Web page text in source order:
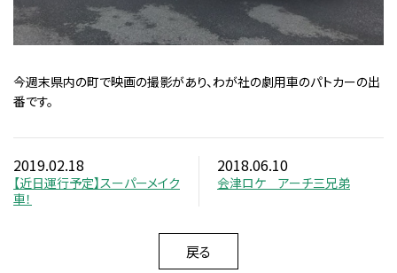
今週末県内の町で映画の撮影があり、わが社の劇用車のパトカーの出
番です。
2019.02.18
【近日運行予定】スーパーメイク
車！
2018.06.10
会津ロケ アーチ三兄弟
戻る